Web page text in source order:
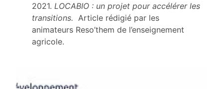
2021. LOCABIO : un projet pour accélérer les
transitions. Article rédigié par les
animateurs Reso’them de l’enseignement
agricole.